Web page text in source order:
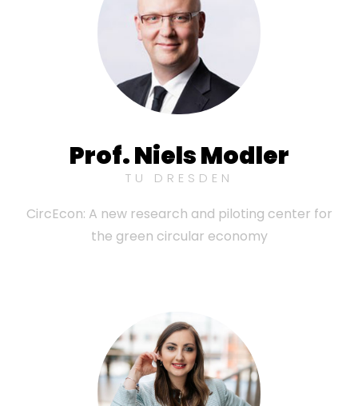
Prof. Niels Modler
TU DRESDEN
CircEcon: A new research and piloting center for
the green circular economy